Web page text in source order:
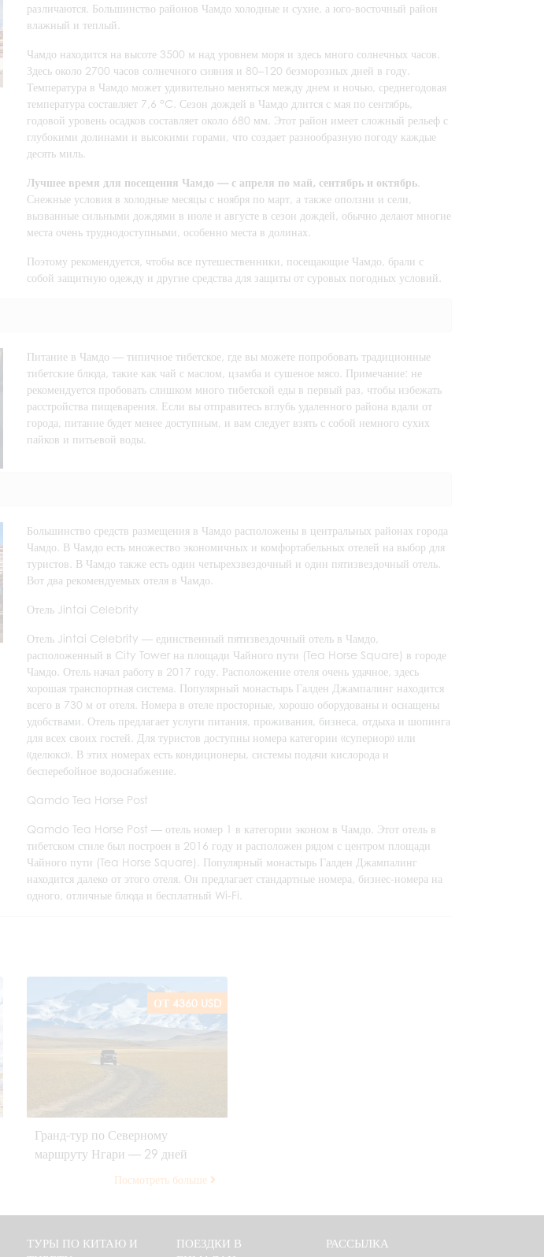
различаются. Большинство районов Чамдо холодные и сухие, а юго-восточный район
влажный и теплый.
Чамдо находится на высоте 3500 м над уровнем моря и здесь много солнечных часов.
Здесь около 2700 часов солнечного сияния и 80–120 безморозных дней в году.
Температура в Чамдо может удивительно меняться между днем и ночью, среднегодовая
температура составляет 7,6 °C. Сезон дождей в Чамдо длится с мая по сентябрь,
годовой уровень осадков составляет около 680 мм. Этот район имеет сложный рельеф с
глубокими долинами и высокими горами, что создает разнообразную погоду каждые
десять миль.
Лучшее время для посещения Чамдо — с апреля по май, сентябрь и октябрь.
Снежные условия в холодные месяцы с ноября по март, а также оползни и сели,
вызванные сильными дождями в июле и августе в сезон дождей, обычно делают многие
места очень труднодоступными, особенно места в долинах.
Поэтому рекомендуется, чтобы все путешественники, посещающие Чамдо, брали с
собой защитную одежду и другие средства для защиты от суровых погодных условий.
Питание в Чамдо — типичное тибетское, где вы можете попробовать традиционные
тибетские блюда, такие как чай с маслом, цзамба и сушеное мясо. Примечание: не
рекомендуется пробовать слишком много тибетской еды в первый раз, чтобы избежать
расстройства пищеварения. Если вы отправитесь вглубь удаленного района вдали от
города, питание будет менее доступным, и вам следует взять с собой немного сухих
пайков и питьевой воды.
Большинство средств размещения в Чамдо расположены в центральных районах города
Чамдо. В Чамдо есть множество экономичных и комфортабельных отелей на выбор для
туристов. В Чамдо также есть один четырехзвездочный и один пятизвездочный отель.
Вот два рекомендуемых отеля в Чамдо.
Отель Jintai Celebrity
Отель Jintai Celebrity — единственный пятизвездочный отель в Чамдо,
расположенный в City Tower на площади Чайного пути (Tea Horse Square) в городе
Чамдо. Отель начал работу в 2017 году. Расположение отеля очень удачное, здесь
хорошая транспортная система. Популярный монастырь Галден Джампалинг находится
всего в 730 м от отеля. Номера в отеле просторные, хорошо оборудованы и оснащены
удобствами. Отель предлагает услуги питания, проживания, бизнеса, отдыха и шопинга
для всех своих гостей. Для туристов доступны номера категории «супериор» или
«делюкс». В этих номерах есть кондиционеры, системы подачи кислорода и
бесперебойное водоснабжение.
Qamdo Tea Horse Post
Qamdo Tea Horse Post — отель номер 1 в категории эконом в Чамдо. Этот отель в
тибетском стиле был построен в 2016 году и расположен рядом с центром площади
Чайного пути (Tea Horse Square). Популярный монастырь Галден Джампалинг
находится далеко от этого отеля. Он предлагает стандартные номера, бизнес-номера на
одного, отличные блюда и бесплатный Wi-Fi.
ОТ 4360 USD
Гранд-тур по Северному
маршруту Нгари — 29 дней
Посмотреть больше
ТУРЫ ПО КИТАЮ И
ПОЕЗДКИ В
РАССЫЛКА